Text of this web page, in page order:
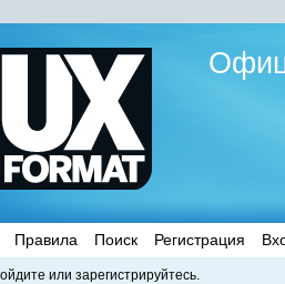
Правила Поиск Регистрация
или зарегистрируйтесь.